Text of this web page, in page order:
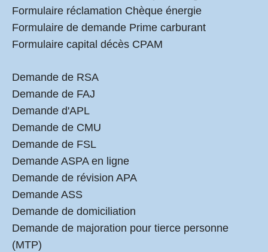
Formulaire réclamation Chèque énergie
Formulaire de demande Prime carburant
Formulaire capital décès CPAM
Demande de RSA
Demande de FAJ
Demande d'APL
Demande de CMU
Demande de FSL
Demande ASPA en ligne
Demande de révision APA
Demande ASS
Demande de domiciliation
Demande de majoration pour tierce personne
(MTP)